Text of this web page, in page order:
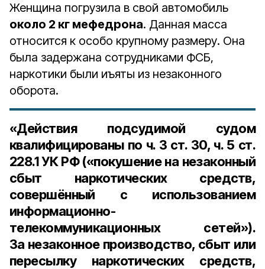
Женщина погрузила в свой автомобиль
около 2 кг мефедрона. Данная масса
относится к особо крупному размеру. Она
была задержана сотрудниками ФСБ,
наркотики были иъяты из незаконного
оборота.
«Действия подсудимой судом
квалифицированы по ч. 3 ст. 30, ч. 5 ст.
228.1 УК РФ(«покушение на незаконный
сбыт наркотических средств,
совершённый с использованием
информационно-
телекоммуникационных сетей»).
За незаконное производство, сбыт или
пересылку наркотических средств,